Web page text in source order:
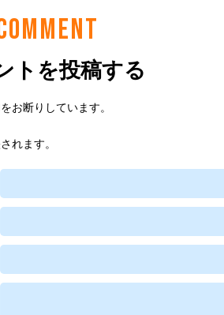
トを投稿する
お断りしています。
れます。